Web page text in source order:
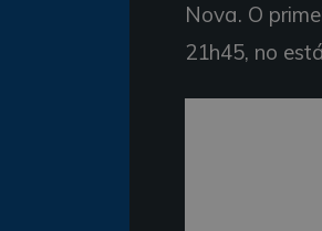
Nova. O
21h45, no